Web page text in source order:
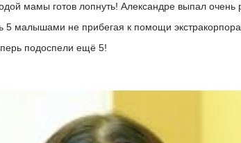
мамы готов лопнуть! Александре выпал очень
5 малышами не прибегая к помощи
подоспели ещё 5!